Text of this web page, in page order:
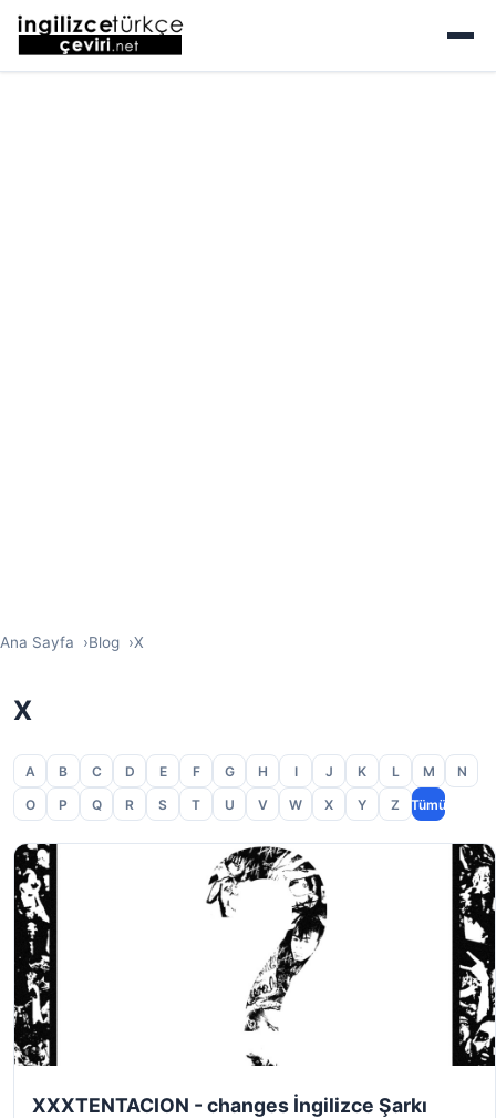
Ana Sayfa Blog X
X
A B C D E F G H I J K L M
N
O
P Q R S T U V W X Y Z Tümü
XXXTENTACION - changes İngilizce Şarkı